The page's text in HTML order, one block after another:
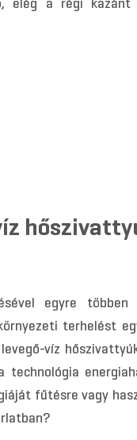
egyre többen
terhelést
víz
technológia
fűtésre vagy